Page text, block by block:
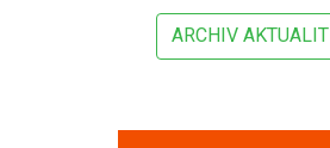
ARCHIV AKTUALIT